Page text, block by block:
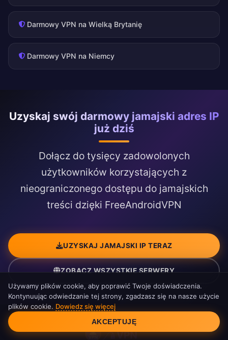
Darmowy VPN na Wielką Brytanię
Darmowy VPN na Niemcy
Uzyskaj swój darmowy jamajski adres IP
już dziś
Dołącz do tysięcy zadowolonych
użytkowników korzystających z
nieograniczonego dostępu do jamajskich
treści dzięki FreeAndroidVPN
UZYSKAJ JAMAJSKI IP TERAZ
ZOBACZ WSZYSTKIE SERWERY
Zgoda na pliki cookie
Używamy plików cookie, aby poprawić Twoje doświadczenia.
Kontynuując odwiedzanie tej strony, zgadzasz się na nasze użycie
plików cookie. Dowiedz się więcej
AKCEPTUJĘ